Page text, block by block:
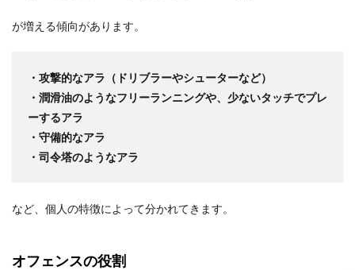
が増える傾向があります。
・攻撃的なアラ（ドリブラーやシューターなど）
・潤滑油のようなフリーランニングや、少ないタッチでプレ
ーするアラ
・守備的なアラ
・司令塔のようなアラ
など、個人の特徴によって分かれてきます。
オフェンスの役割